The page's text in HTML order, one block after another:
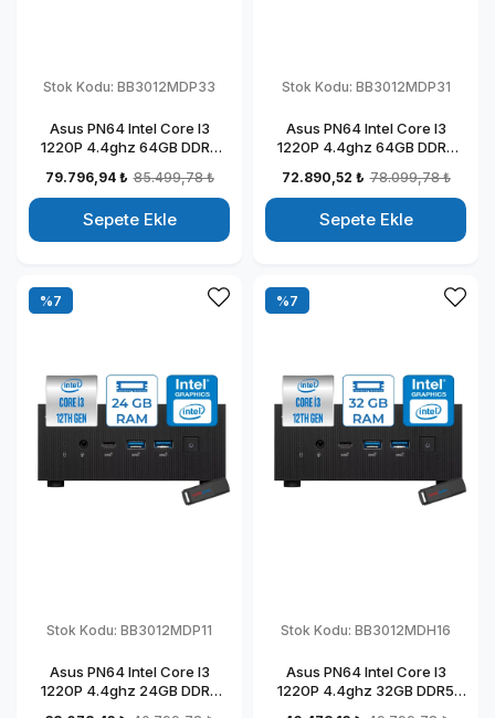
Stok Kodu: BB3012MDP33
Asus PN64 Intel Core I3
1220P 4.4ghz 64GB DDR5
Windows 11 Pro Kurumsal
Mini Bilgisayar BB3012MDP33
79.796,94 ₺ 85.499,78 ₺
Sepete Ekle
Stok Kodu: BB3012MDP31
Asus PN64 Intel Core I3
1220P 4.4ghz 64GB DDR5
Graphics Windows 11 Pro
Kurumsal Mini Bilgisayar
BB3012MDP31
72.890,52 ₺ 78.099,78 ₺
Sepete Ekle
Stok Kodu: BB3012MDP11
Asus PN64 Intel Core I3
1220P 4.4ghz 24GB DDR5
%7
Stok Kodu: BB3012MDH16
Asus PN64 Intel Core I3
1220P 4.4ghz 32GB DDR5
%7